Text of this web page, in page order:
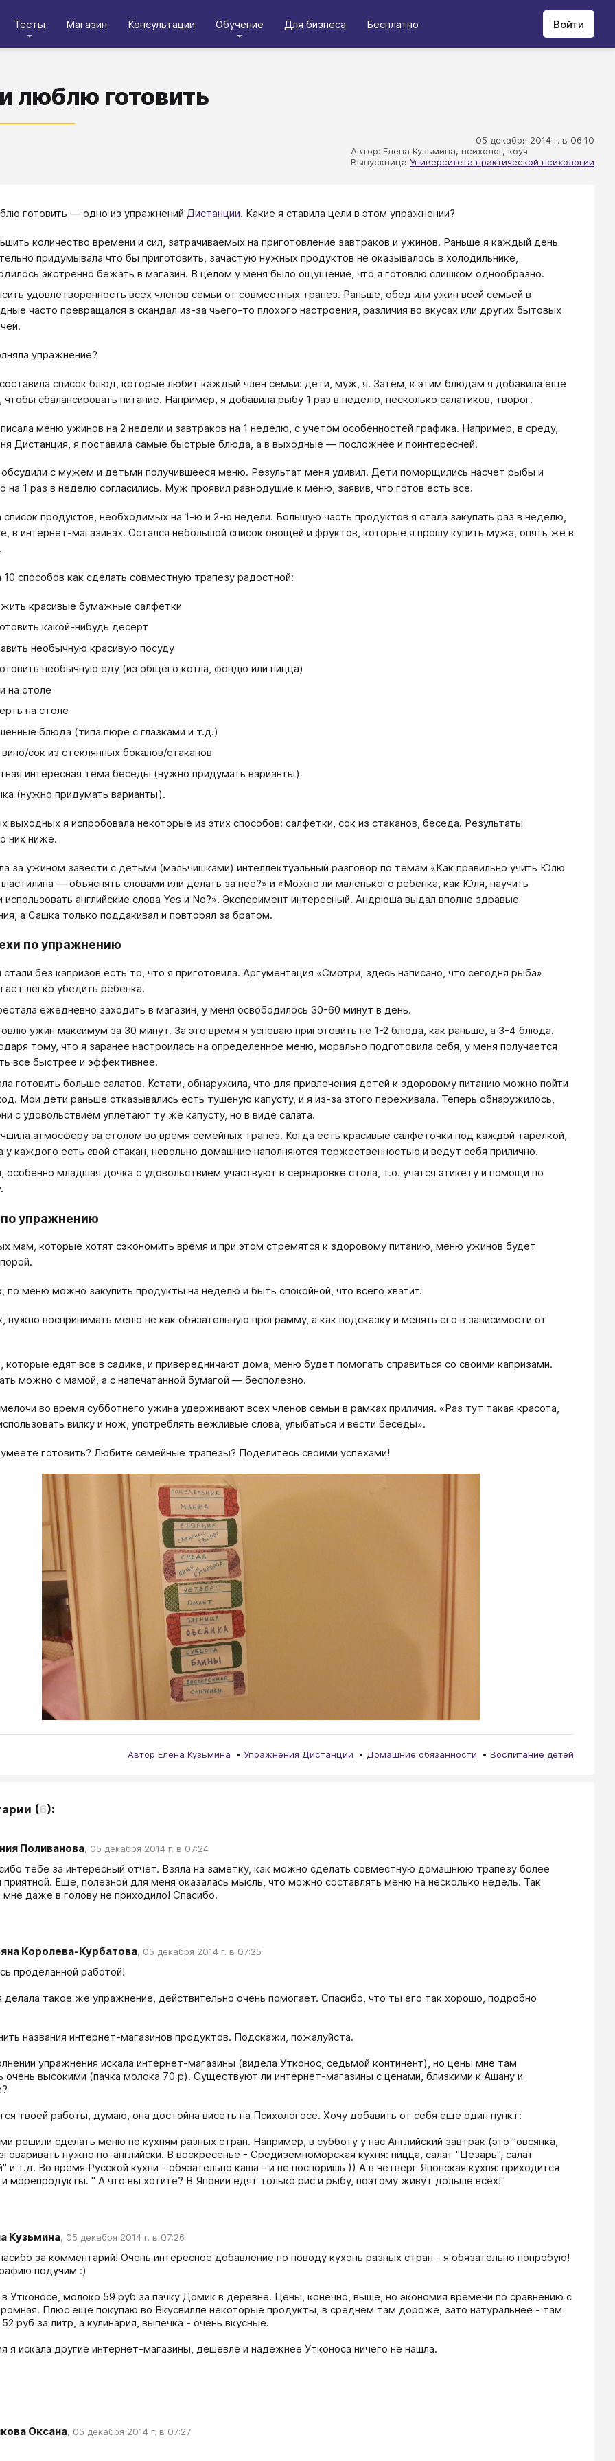
Тесты Магазин Консультации Обучение Для бизнеса Бесплатно Войти
люблю готовить
05 декабря 2014 г. в 06:10
Автор: Елена Кузьмина, психолог, коуч
Выпускница Университета практической психологии
готовить — одно из упражнений Дистанции. Какие я ставила цели в этом упражнении?
количество времени и сил, затрачиваемых на приготовление завтраков и ужинов. Раньше я каждый день
придумывала что бы приготовить, зачастую нужных продуктов не оказывалось в холодильнике,
экстренно бежать в магазин. В целом у меня было ощущение, что я готовлю слишком однообразно.
удовлетворенность всех членов семьи от совместных трапез. Раньше, обед или ужин всей семьей в
часто превращался в скандал из-за чьего-то плохого настроения, различия во вкусах или других бытовых
упражнение?
список блюд, которые любит каждый член семьи: дети, муж, я. Затем, к этим блюдам я добавила еще
чтобы сбалансировать питание. Например, я добавила рыбу 1 раз в неделю, несколько салатиков, творог.
меню ужинов на 2 недели и завтраков на 1 неделю, с учетом особенностей графика. Например, в среду,
Дистанция, я поставила самые быстрые блюда, а в выходные — посложнее и поинтересней.
с мужем и детьми получившееся меню. Результат меня удивил. Дети поморщились насчет рыбы и
на 1 раз в неделю согласились. Муж проявил равнодушие к меню, заявив, что готов есть все.
список продуктов, необходимых на 1-ю и 2-ю недели. Большую часть продуктов я стала закупать раз в неделю,
в интернет-магазинах. Остался небольшой список овощей и фруктов, которые я прошу купить мужа, опять же в
10 способов как сделать совместную трапезу радостной:
красивые бумажные салфетки
какой-нибудь десерт
необычную красивую посуду
необычную еду (из общего котла, фондю или пицца)
на столе
на столе
блюда (типа пюре с глазками и т.д.)
сок из стеклянных бокалов/стаканов
интересная тема беседы (нужно придумать варианты)
(нужно придумать варианты).
выходных я испробовала некоторые из этих способов: салфетки, сок из стаканов, беседа. Результаты
них ниже.
за ужином завести с детьми (мальчишками) интеллектуальный разговор по темам «Как правильно учить Юлю
— объяснять словами или делать за нее?» и «Можно ли маленького ребенка, как Юля, научить
использовать английские слова Yes и No?». Эксперимент интересный. Андрюша выдал вполне здравые
а Сашка только поддакивал и повторял за братом.
по упражнению
без капризов есть то, что я приготовила. Аргументация «Смотри, здесь написано, что сегодня рыба»
легко убедить ребенка.
ежедневно заходить в магазин, у меня освободилось 30-60 минут в день.
ужин максимум за 30 минут. За это время я успеваю приготовить не 1-2 блюда, как раньше, а 3-4 блюда.
тому, что я заранее настроилась на определенное меню, морально подготовила себя, у меня получается
все быстрее и эффективнее.
готовить больше салатов. Кстати, обнаружила, что для привлечения детей к здоровому питанию можно пойти
Мои дети раньше отказывались есть тушеную капусту, и я из-за этого переживала. Теперь обнаружилось,
с удовольствием уплетают ту же капусту, но в виде салата.
атмосферу за столом во время семейных трапез. Когда есть красивые салфеточки под каждой тарелкой,
у каждого есть свой стакан, невольно домашние наполняются торжественностью и ведут себя прилично.
особенно младшая дочка с удовольствием участвуют в сервировке стола, т.о. учатся этикету и помощи по
упражнению
мам, которые хотят сэкономить время и при этом стремятся к здоровому питанию, меню ужинов будет
по меню можно закупить продукты на неделю и быть спокойной, что всего хватит.
нужно воспринимать меню не как обязательную программу, а как подсказку и менять его в зависимости от
которые едят все в садике, и привередничают дома, меню будет помогать справиться со своими капризами.
можно с мамой, а с напечатанной бумагой — бесполезно.
во время субботнего ужина удерживают всех членов семьи в рамках приличия. «Раз тут такая красота,
вилку и нож, употреблять вежливые слова, улыбаться и вести беседы».
готовить? Любите семейные трапезы? Поделитесь своими успехами!
Автор Елена Кузьмина Упражнения Дистанции Домашние обязанности Воспитание детей
(6):
Поливанова, 05 декабря 2014 г. в 07:24
тебе за интересный отчет. Взяла на заметку, как можно сделать совместную домашнюю трапезу более
приятной. Еще, полезной для меня оказалась мысль, что можно составлять меню на несколько недель. Так
мне даже в голову не приходило! Спасибо.
Королева-Курбатова, 05 декабря 2014 г. в 07:25
проделанной работой!
делала такое же упражнение, действительно очень помогает. Спасибо, что ты его так хорошо, подробно
названия интернет-магазинов продуктов. Подскажи, пожалуйста.
упражнения искала интернет-магазины (видела Утконос, седьмой континент), но цены мне там
очень высокими (пачка молока 70 р). Существуют ли интернет-магазины с ценами, близкими к Ашану и
твоей работы, думаю, она достойна висеть на Психологосе. Хочу добавить от себя еще один пункт:
решили сделать меню по кухням разных стран. Например, в субботу у нас Английский завтрак (это "овсянка,
нужно по-английски. В воскресенье - Средиземноморская кухня: пицца, салат "Цезарь", салат
и т.д. Во время Русской кухни - обязательно каша - и не поспоришь )) А в четверг Японская кухня: приходится
Кузьмина, 05 декабря 2014 г. в 07:26
за комментарий! Очень интересное добавление по поводу кухонь разных стран - я обязательно попробую!
подучим :)
Утконосе, молоко 59 руб за пачку Домик в деревне. Цены, конечно, выше, но экономия времени по сравнению с
Плюс еще покупаю во Вкусвилле некоторые продукты, в среднем там дороже, зато натуральнее - там
руб за литр, а кулинария, выпечка - очень вкусные.
я искала другие интернет-магазины, дешевле и надежнее Утконоса ничего не нашла.
Оксана, 05 декабря 2014 г. в 07:27